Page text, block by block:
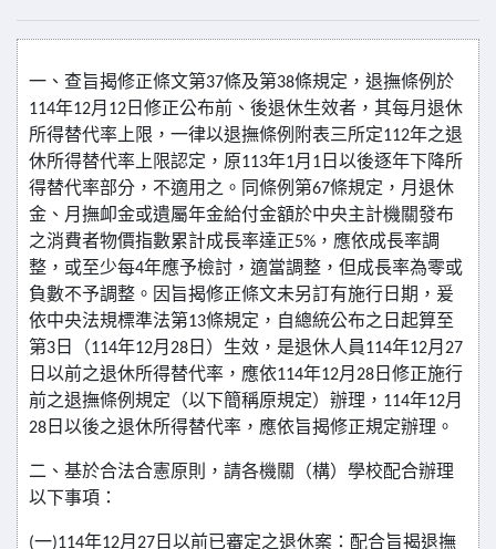
一、查旨揭修正條文第37條及第38條規定，退撫條例於
114年12月 12 日修正公布前、後退休生效者，其每月退休
所得替代率上限，一律以退撫條例附表三所定112年之退
休所得替代率上限認定，原113年1月 1 日以後逐年下降所
得替代率部分，不適用之。同條例第67條規定，月退休
金、月撫卹金或遺屬年金給付金額於中央主計機關發布
之消費者物價指數累計成長率達正5% ，應依成長率調
整，或至少每4年應予檢討，適當調整，但成長率為零或
負數不予調整。因旨揭修正條文未另訂有施行日期，爰
依中央法規標準法第13條規定，自總統公布之日起算至
第3 日（114年12月 28 日）生效，是退休人員114年12月 27
日以前之退休所得替代率，應依114年12月 28 日修正施行
前之退撫條例規定（以下簡稱原規定）辦理， 114年12月
28 日以後之退休所得替代率，應依旨揭修正規定辦理。
二、基於合法合憲原則，請各機關（構）學校配合辦理
以下事項：
(一)114年12月 27 日以前已審定之退休案：配合旨揭退撫